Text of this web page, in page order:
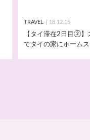
TRAVEL 18.12.15
【タイ滞在2日目②】
てタイの家にホームス